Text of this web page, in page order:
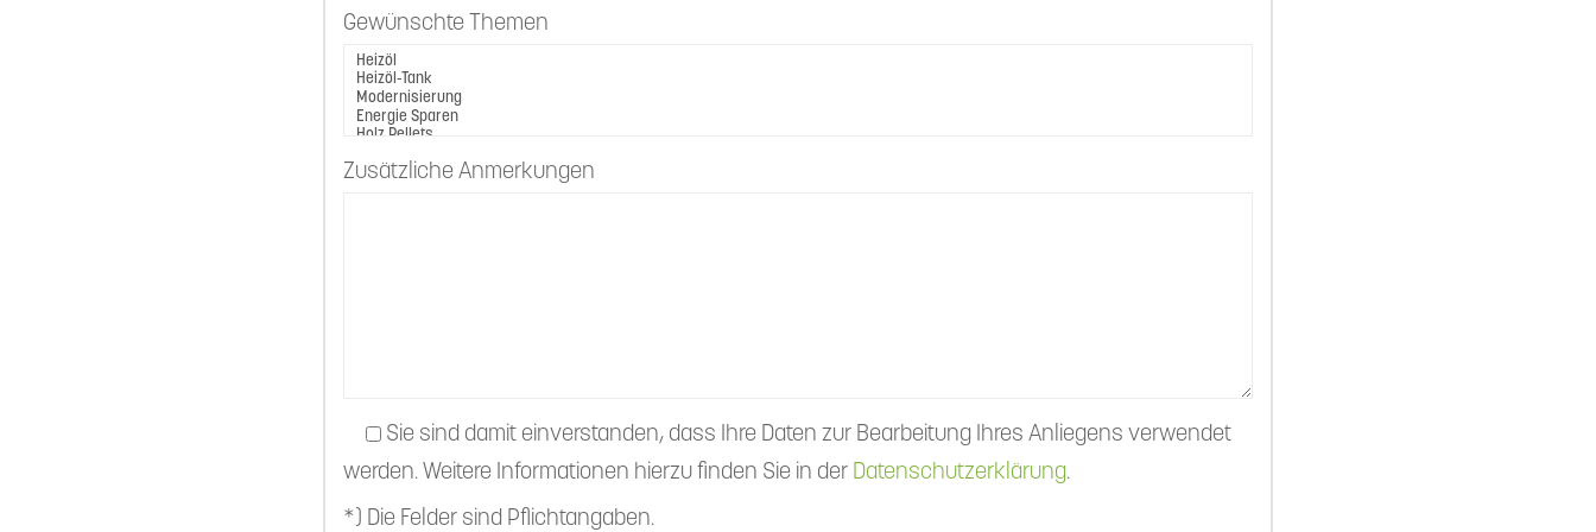
Gewünschte Themen
Zusätzliche Anmerkungen
Sie sind damit einverstanden, dass Ihre Daten zur Bearbeitung Ihres Anliegens verwendet
werden. Weitere Informationen hierzu finden Sie in der Datenschutzerklärung.
*) Die Felder sind Pflichtangaben.